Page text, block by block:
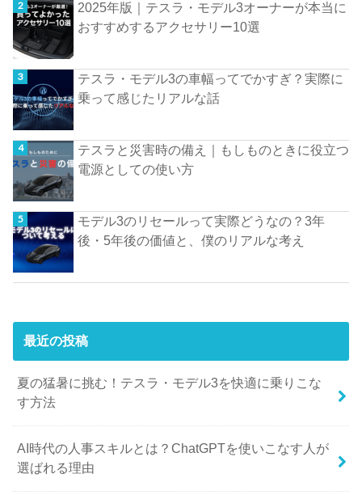
2025年版｜テスラ・モデル3オーナーが本当に
おすすめするアクセサリー10選
テスラ・モデル3の車幅ってでかすぎ？実際に
乗って感じたリアルな話
テスラと災害時の備え｜もしものときに役立つ
電源としての使い方
モデル3のリセールって実際どうなの？3年
後・5年後の価値と、僕のリアルな考え
最近の投稿
夏の猛暑に挑む！テスラ・モデル3を快適に乗りこな
す方法
AI時代の人事スキルとは？ChatGPTを使いこなす人が
選ばれる理由